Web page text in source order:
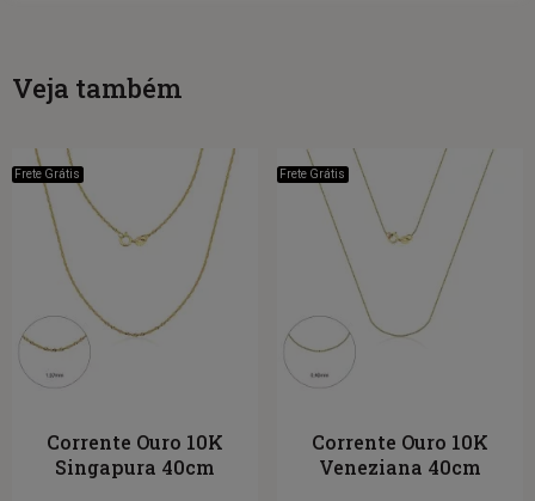
Veja também
Frete Grátis
Corrente Ouro 10K
Singapura 40cm
Frete Grátis
Corrente Ouro 10K
Veneziana 40cm